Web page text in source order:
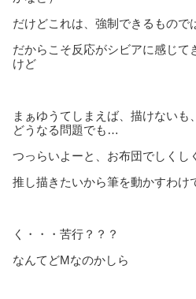
だけどこれは、強制できるもので
だからこそ反応がシビアに感じて
けど
まぁゆうてしまえば、描けないも
どうなる問題でも…
つっらいよーと、お布団でしくし
推し描きたいから筆を動かすわけ
く・・・苦行？？？
なんてどMなのかしら